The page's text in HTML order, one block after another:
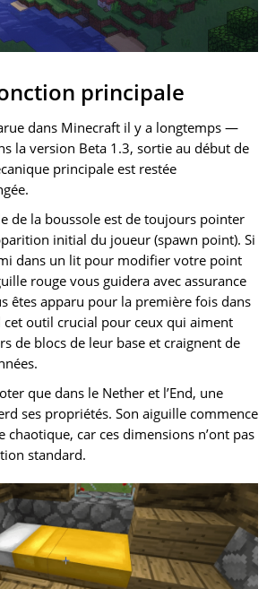
principale
dans Minecraft il y a longtemps —
la version Beta 1.3, sortie au début de
principale est restée
de la boussole est de toujours pointer
initial du joueur (spawn point). Si
dans un lit pour modifier votre point
rouge vous guidera avec assurance
êtes apparu pour la première fois dans
cet outil crucial pour ceux qui aiment
de blocs de leur base et craignent de
que dans le Nether et l’End, une
ses propriétés. Son aiguille commence
car ces dimensions n’ont pas
standard.